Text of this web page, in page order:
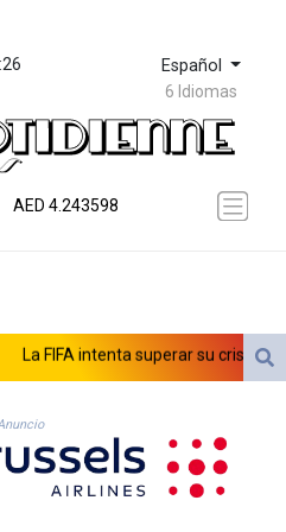
Español
6 Idiomas
ZWL 372.073259
AED 4.243598
AFN 76.263586
ARS 1729.009179
AUD 1.63715
AZN 1.965146
BAM 1.957373
BBD 2.326069
BDT 142.954868
La FIFA intenta superar su crisis con